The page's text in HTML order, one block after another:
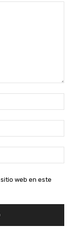
web en este